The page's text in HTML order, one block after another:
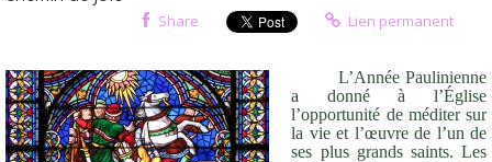
Share Lien permanent
L’Année Paulinienne
a donné à l’Église
l’opportunité de méditer sur
la vie et l’œuvre de l’un de
ses plus grands saints. Les